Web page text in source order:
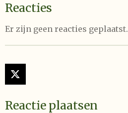
Reacties
Er zijn geen reacties geplaatst.
X
Reactie plaatsen